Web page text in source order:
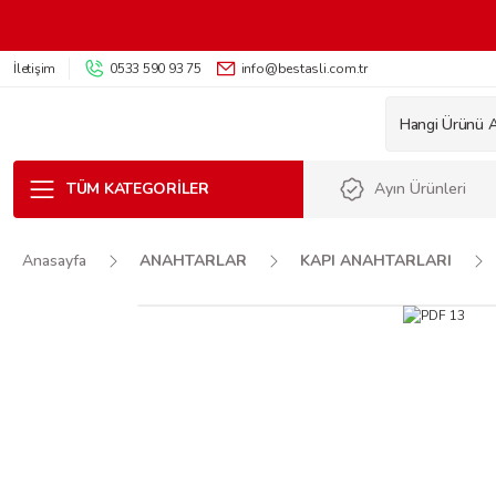
İletişim 0533 590 93 75 info@bestasli.com.tr
TÜM KATEGORILER Ayın Ürünleri
Anasayfa ANAHTARLAR KAPI ANAHTARLARI